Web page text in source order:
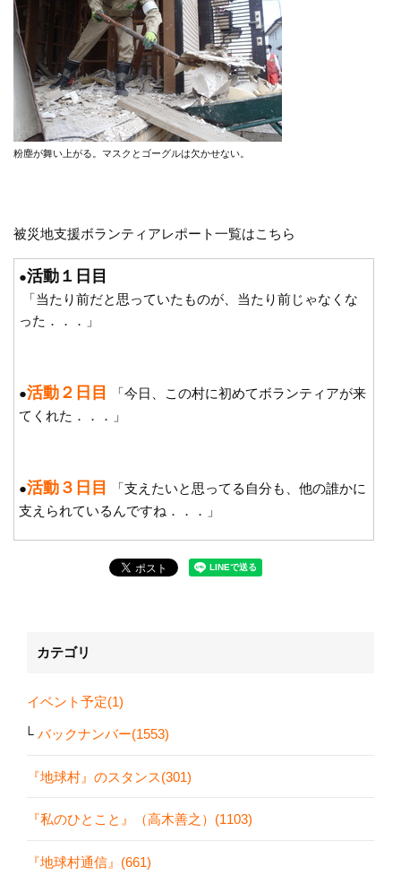
粉塵が舞い上がる。マスクとゴーグルは欠かせない。
被災地支援ボランティアレポート一覧はこちら
●活動１日目
「当たり前だと思っていたものが、当たり前じゃなくな
った．．．」
●活動２日目
「今日、この村に初めてボランティアが来
てくれた．．．」
●活動３日目
「支えたいと思ってる自分も、他の誰かに
支えられているんですね．．．」
カテゴリ
イベント予定(1)
バックナンバー(1553)
『地球村』のスタンス(301)
『私のひとこと』（高木善之）(1103)
『地球村通信』(661)